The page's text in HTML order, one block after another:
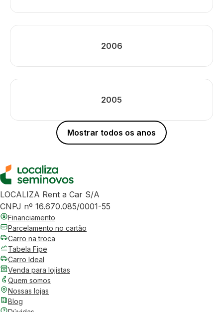
2006
2005
Mostrar todos os anos
LOCALIZA Rent a Car S/A
CNPJ nº 16.670.085/0001-55
Financiamento
Parcelamento no cartão
Carro na troca
Tabela Fipe
Carro Ideal
Venda para lojistas
Quem somos
Nossas lojas
Blog